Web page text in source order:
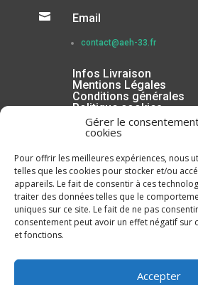
Gérer le
cookies
Pour offrir les meilleures expériences, nous
telles que les cookies pour stocker et/ou
appareils. Le fait de consentir à ces
traiter des données telles que le
uniques sur ce site. Le fait de ne pas
consentement peut avoir un effet négatif sur
et fonctions.
Accepter
 Email
contact@aeh-33.fr
Infos Livraison
Mentions Légales
Conditions générales
Politique cookies